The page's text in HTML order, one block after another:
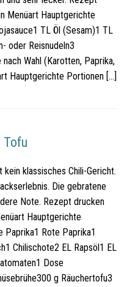
Menüart Hauptgerichte
TL Öl (Sesam)1 TL
oder Reisnudeln3
Wahl (Karotten, Paprika,
Hauptgerichte Portionen […]
Tofu
kein klassisches Chili-Gericht.
Die gebratene
Note. Rezept drucken
Hauptgerichte
Paprika1 Rote Paprika1
Chilischote2 EL Rapsöl1 EL
Dose
g Räuchertofu3